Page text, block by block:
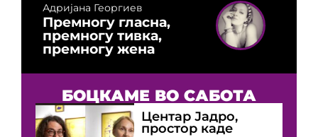
Адријана Георгиев
Премногу гласна,
премногу тивка,
премногу жена
БОЦКАМЕ ВО САБОТА
Центар Јадро,
простор каде